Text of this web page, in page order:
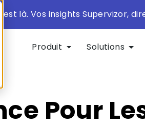
est là. Vos insights Supervizor,
Produit Solutions
Pour